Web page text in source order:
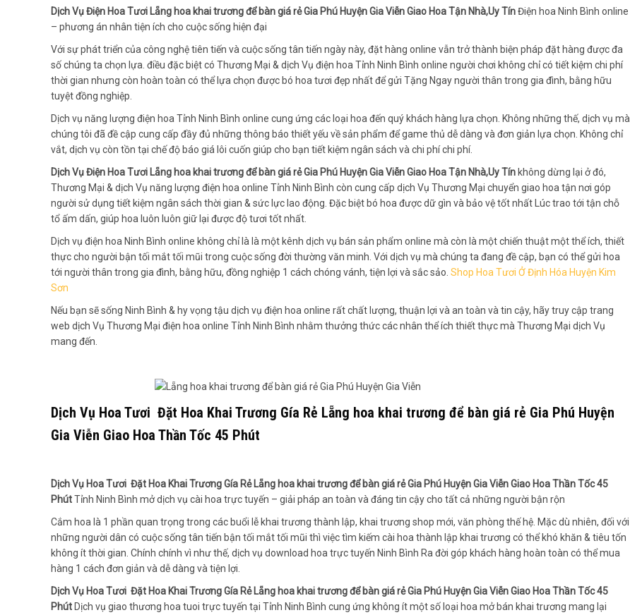
Dịch Vụ Điện Hoa Tươi Lẵng hoa khai trương để bàn giá rẻ Gia Phú Huyện Gia Viễn Giao Hoa Tận Nhà,Uy TínĐiện hoa Ninh Bình online
– phương án nhân tiện ích cho cuộc sống hiện đại
Với sự phát triển của công nghệ tiên tiến và cuộc sống tân tiến ngày này, đặt hàng online vẫn trở thành biện pháp đặt hàng được đa
số chúng ta chọn lựa. điều đặc biệt có Thương Mại & dịch Vụ điện hoa Tỉnh Ninh Bình online người chơi không chỉ có tiết kiệm chi phí
thời gian nhưng còn hoàn toàn có thể lựa chọn được bó hoa tươi đẹp nhất để gửi Tặng Ngay người thân trong gia đình, bằng hữu
tuyệt đồng nghiệp.
Dịch vụ năng lượng điện hoa Tỉnh Ninh Bình online cung ứng các loại hoa đến quý khách hàng lựa chọn. Không những thế, dịch vụ mà
chúng tôi đã đề cập cung cấp đầy đủ những thông báo thiết yếu về sản phẩm để game thủ dễ dàng và đơn giản lựa chọn. Không chỉ
vắt, dịch vụ còn tồn tại chế độ báo giá lôi cuốn giúp cho bạn tiết kiệm ngân sách và chi phí chi phí.
Dịch Vụ Điện Hoa Tươi Lẵng hoa khai trương để bàn giá rẻ Gia Phú Huyện Gia Viễn Giao Hoa Tận Nhà,Uy Tín không dừng lại ở đó,
Thương Mại & dịch Vụ năng lượng điện hoa online Tỉnh Ninh Bình còn cung cấp dịch Vụ Thương Mại chuyển giao hoa tận nơi góp
người sử dụng tiết kiệm ngân sách thời gian & sức lực lao động. Đặc biệt bó hoa được dữ gìn và bảo vệ tốt nhất Lúc trao tới tận chỗ
tổ ấm dấn, giúp hoa luôn luôn giữ lại được độ tươi tốt nhất.
Dịch vụ điện hoa Ninh Bình online không chỉ là là một kênh dịch vụ bán sản phẩm online mà còn là một chiến thuật một thể ích, thiết
thực cho người bận tối mắt tối mũi trong cuộc sống đời thường văn minh. Với dịch vụ mà chúng ta đang đề cập, bạn có thể gửi hoa
tới người thân trong gia đình, bằng hữu, đồng nghiệp 1 cách chóng vánh, tiện lợi và sắc sảo. Shop Hoa Tươi Ở Định Hóa Huyện Kim
Sơn
Nếu bạn sẽ sống Ninh Bình & hy vọng tậu dịch vụ điện hoa online rất chất lượng, thuận lợi và an toàn và tin cậy, hãy truy cập trang
web dịch Vụ Thương Mại điện hoa online Tỉnh Ninh Bình nhằm thưởng thức các nhân thể ích thiết thực mà Thương Mại dịch Vụ
mang đến.
Dịch Vụ Hoa Tươi Đặt Hoa Khai Trương Gía Rẻ Lẵng hoa khai trương để bàn giá rẻ Gia Phú Huyện
Gia Viễn Giao Hoa Thần Tốc 45 Phút
Dịch Vụ Hoa Tươi Đặt Hoa Khai Trương Gía Rẻ Lẵng hoa khai trương để bàn giá rẻ Gia Phú Huyện Gia Viễn Giao Hoa Thần Tốc 45
PhútTỉnh Ninh Bình mở dịch vụ cài hoa trực tuyến – giải pháp an toàn và đáng tin cậy cho tất cả những người bận rộn
Cắm hoa là 1 phần quan trọng trong các buổi lễ khai trương thành lập, khai trương shop mới, văn phòng thế hệ. Mặc dù nhiên, đối với
những người dân có cuộc sống tân tiến bận tối mắt tối mũi thì việc tìm kiếm cài hoa thành lập khai trương có thể khó khăn & tiêu tốn
không ít thời gian. Chính chính vì như thế, dịch vụ download hoa trực tuyến Ninh Bình Ra đời góp khách hàng hoàn toàn có thể mua
hàng 1 cách đơn giản và dễ dàng và tiện lợi.
Dịch Vụ Hoa Tươi Đặt Hoa Khai Trương Gía Rẻ Lẵng hoa khai trương để bàn giá rẻ Gia Phú Huyện Gia Viễn Giao Hoa Thần Tốc 45
Phút Dịch vụ giao thương hoa tuoi trực tuyến tại Tỉnh Ninh Bình cung ứng không ít một số loại hoa mở bán khai trương mang lại